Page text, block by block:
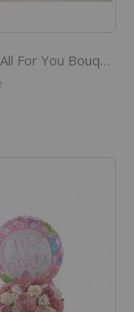
The FTD All For You Bouquet